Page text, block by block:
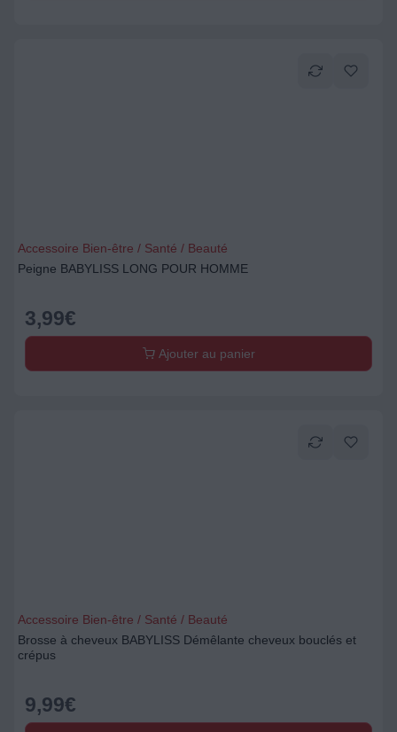
Accessoire Bien-être / Santé / Beauté
Peigne BABYLISS LONG POUR HOMME
3,99€
Ajouter au panier
Accessoire Bien-être / Santé / Beauté
Brosse à cheveux BABYLISS Démêlante cheveux bouclés et
crépus
9,99€